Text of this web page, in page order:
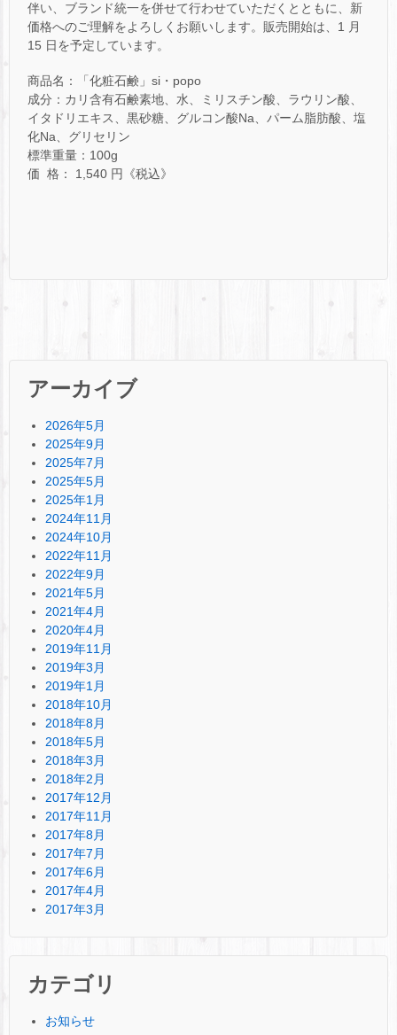
伴い、ブランド統一を併せて行わせていただくとともに、新
価格へのご理解をよろしくお願いします。販売開始は、1 月
15 日を予定しています。
商品名：「化粧石鹸」si・popo
成分：カリ含有石鹸素地、水、ミリスチン酸、ラウリン酸、
イタドリエキス、黒砂糖、グルコン酸Na、パーム脂肪酸、塩
化Na、グリセリン
標準重量：100g
価 格： 1,540 円《税込》
アーカイブ
2026年5月
2025年9月
2025年7月
2025年5月
2025年1月
2024年11月
2024年10月
2022年11月
2022年9月
2021年5月
2021年4月
2020年4月
2019年11月
2019年3月
2019年1月
2018年10月
2018年8月
2018年5月
2018年3月
2018年2月
2017年12月
2017年11月
2017年8月
2017年7月
2017年6月
2017年4月
2017年3月
カテゴリ
お知らせ